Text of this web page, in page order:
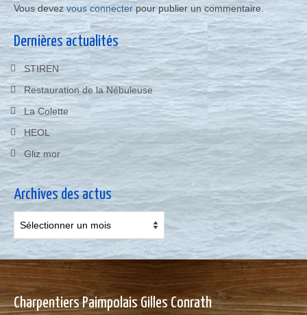
Vous devezvous connecter pour publier un commentaire.
Dernières actualités
STIREN
Restauration de la Nébuleuse
La Colette
HEOL
Gliz mor
Archives des actus
des
actus
Charpentiers Paimpolais Gilles Conrath